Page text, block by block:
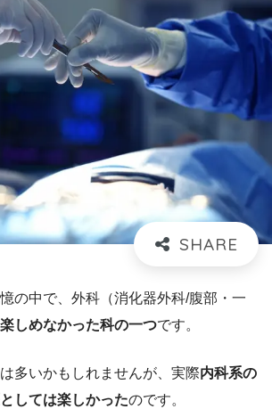
の中で、外科（消化器外科/腹部・一
しめなかった科の一つです。
多いかもしれませんが、実際内科系の
しては楽しかったのです。